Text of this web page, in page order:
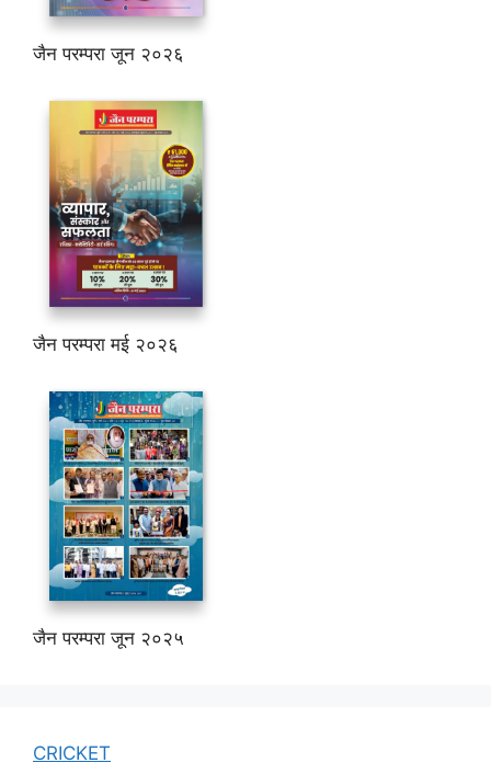
जैन परम्परा जून २०२६
जैन परम्परा मई २०२६
जैन परम्परा जून २०२५
CRICKET